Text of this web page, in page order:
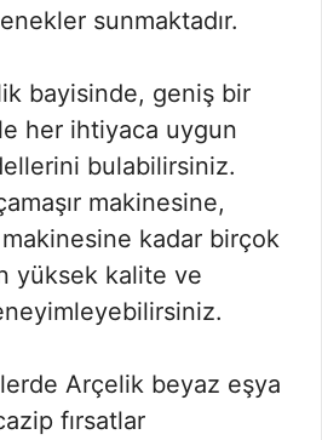
sunmaktadır.
bayisinde, geniş bir
her ihtiyaca uygun
bulabilirsiniz.
makinesine,
kadar birçok
yüksek kalite ve
Arçelik beyaz eşya
fırsatlar